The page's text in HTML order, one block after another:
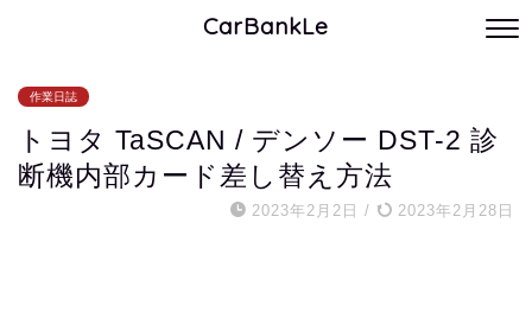
CarBankLe
作業日誌
トヨタ TaSCAN / デンソー DST-2 診
断機内部カード差し替え方法
2023年2月2日 / 2023年2月28日